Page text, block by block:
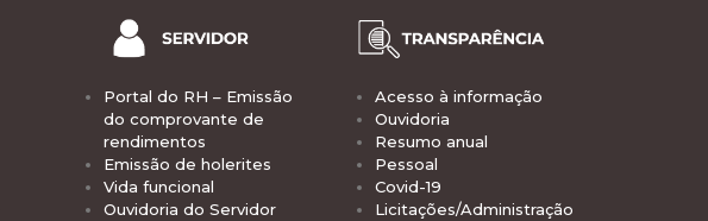
Portal do RH – Emissão
do comprovante de
rendimentos
Emissão de holerites
Vida funcional
Ouvidoria do Servidor
Acesso à informação
Ouvidoria
Resumo anual
Pessoal
Covid-19
Licitações/Administração